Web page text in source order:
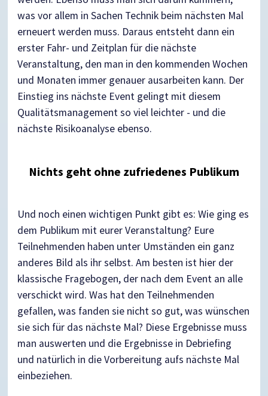
was vor allem in Sachen Technik beim nächsten Mal
erneuert werden muss. Daraus entsteht dann ein
erster Fahr- und Zeitplan für die nächste
Veranstaltung, den man in den kommenden Wochen
und Monaten immer genauer ausarbeiten kann. Der
Einstieg ins nächste Event gelingt mit diesem
Qualitätsmanagement so viel leichter - und die
nächste Risikoanalyse ebenso.
Nichts geht ohne zufriedenes Publikum
Und noch einen wichtigen Punkt gibt es: Wie ging es
dem Publikum mit eurer Veranstaltung? Eure
Teilnehmenden haben unter Umständen ein ganz
anderes Bild als ihr selbst. Am besten ist hier der
klassische Fragebogen, der nach dem Event an alle
verschickt wird. Was hat den Teilnehmenden
gefallen, was fanden sie nicht so gut, was wünschen
sie sich für das nächste Mal? Diese Ergebnisse muss
man auswerten und die Ergebnisse in Debriefing
und natürlich in die Vorbereitung aufs nächste Mal
einbeziehen.